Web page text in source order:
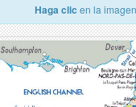
Haga clic en la